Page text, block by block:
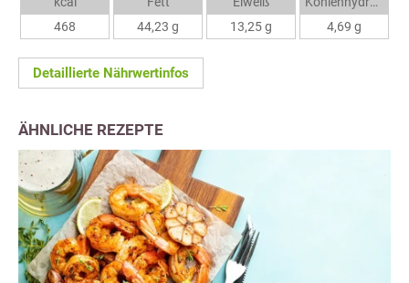
468
44,23 g
13,25 g
4,69 g
Detaillierte Nährwertinfos
ÄHNLICHE REZEPTE